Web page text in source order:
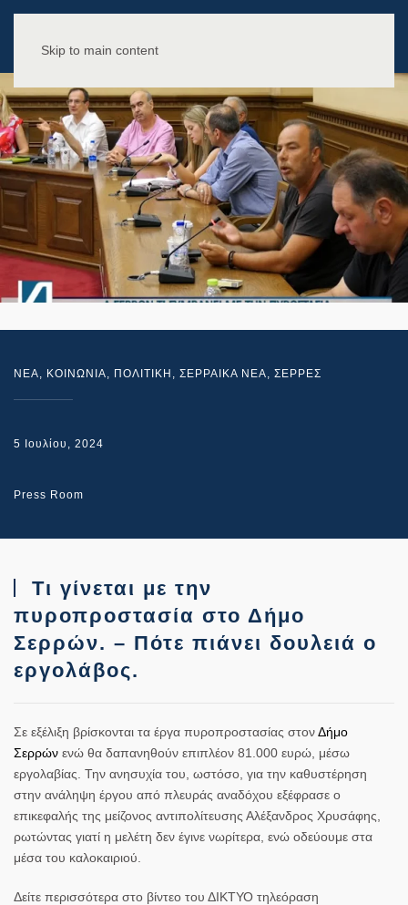
Skip to main content
NEA, ΚΟΙΝΩΝΙΑ, ΠΟΛΙΤΙΚΗ , ΣΕΡΡΑΙΚΑ ΝΕΑ, ΣΕΡΡΕΣ
5 Ιουλίου, 2024
Press Room
Τι γίνεται με την
πυροπροστασία στο Δήμο
Σερρών. – Πότε πιάνει δουλειά ο
εργολάβος.
Σε εξέλιξη βρίσκονται τα έργα πυροπροστασίας στονΔήμο
Σερρών ενώ θα δαπανηθούν επιπλέον 81.000 ευρώ, μέσω
εργολαβίας. Την ανησυχία του, ωστόσο, για την καθυστέρηση
στην ανάληψη έργου από πλευράς αναδόχου εξέφρασε ο
επικεφαλής της μείζονος αντιπολίτευσης Αλέξανδρος Χρυσάφης,
ρωτώντας γιατί η μελέτη δεν έγινε νωρίτερα, ενώ οδεύουμε στα
μέσα του καλοκαιριού.
Δείτε περισσότερα στο βίντεο του ΔΙΚΤΥΟ τηλεόραση